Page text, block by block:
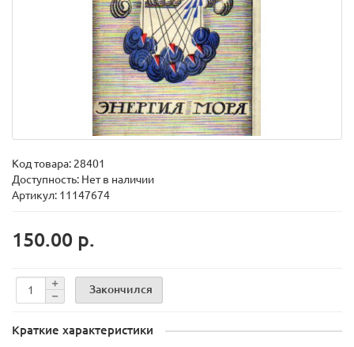
Код товара: 28401
Доступность: Нет в наличии
Артикул: 11147674
150.00 р.
Закончился
Краткие характеристики